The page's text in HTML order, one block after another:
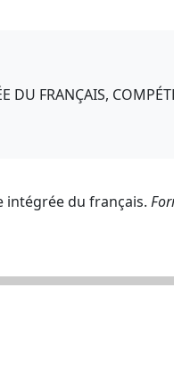
DU FRANÇAIS,
intégrée du français.